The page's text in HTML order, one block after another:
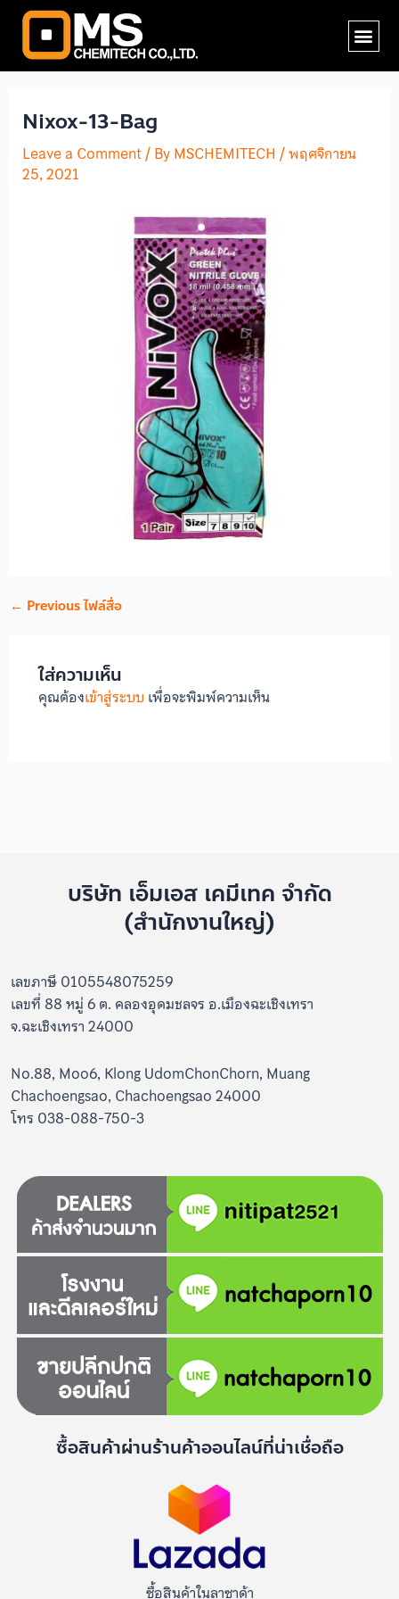
Skip
content
Nixox-13-Bag
Leave a Comment/ ByMSCHEMITECH /พฤศจิกายน
25, 2021
Post
navigation
← Previous ไฟล์สื่อ
ใส่ความเห็น
คุณต้องเข้าสู่ระบบ เพื่อจะพิมพ์ความเห็น
บริษัท เอ็มเอส เคมีเทค จำกัด
(สำนักงานใหญ่)
เลขภาษี 0105548075259
เลขที่ 88 หมู่ 6 ต. คลองอุดมชลจร อ.เมืองฉะเชิงเทรา
จ.ฉะเชิงเทรา 24000
No.88, Moo6, Klong UdomChonChorn, Muang
Chachoengsao, Chachoengsao 24000
โทร 038-088-750-3
ซื้อสินค้าผ่านร้านค้าออนไลน์ที่น่าเชื่อถือ
ซื้อสินค้าในลาซาด้า